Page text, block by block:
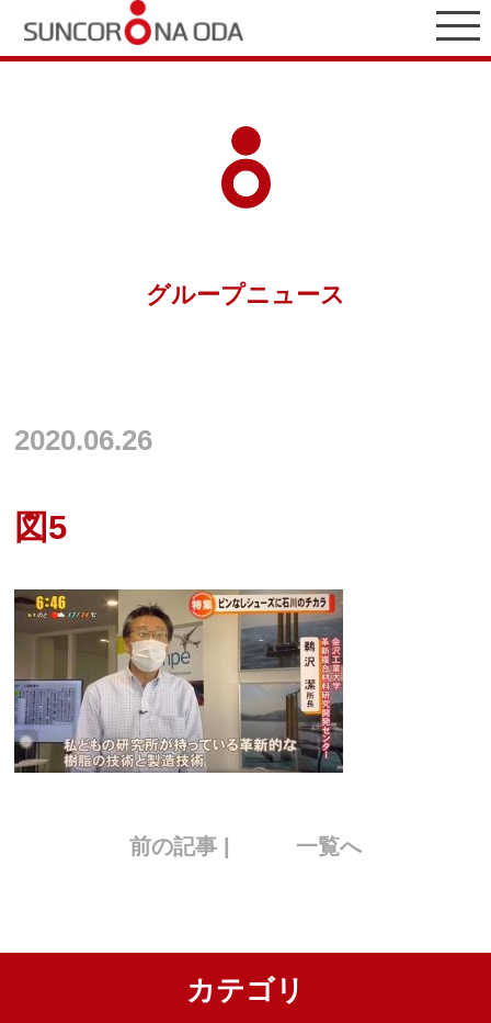
グループニュース
2020.06.26
図5
前の記事 | 一覧へ
カテゴリ